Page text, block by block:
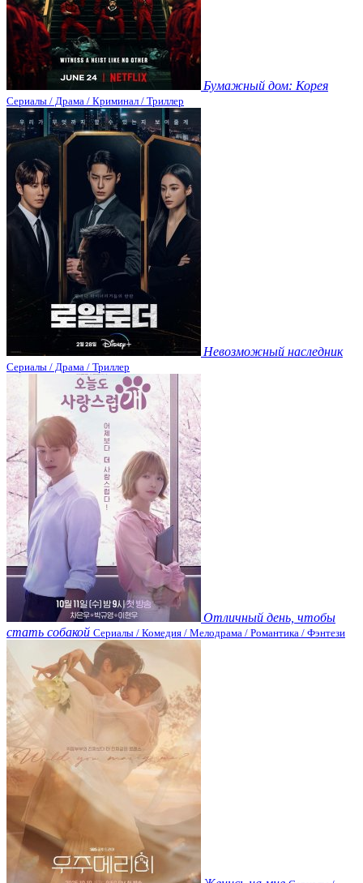
Бумажный дом: Корея
Сериалы / Драма / Криминал / Триллер
Невозможный наследник
Сериалы / Драма / Триллер
Отличный день, чтобы
стать собакой Сериалы / Комедия / Мелодрама / Романтика / Фэнтези